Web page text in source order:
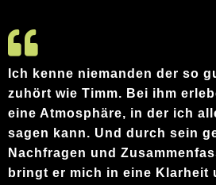
Ich kenne niemanden der so
zuhört wie Timm. Bei ihm
eine Atmosphäre, in der ich
sagen kann. Und durch sein
Nachfragen und
bringt er mich in eine Klarheit